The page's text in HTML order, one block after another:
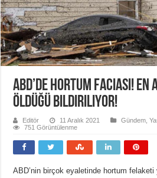
ABD’de hortum faciası! En
öldüğü bildiriliyor!
Editör 11 Aralık 2021 Gündem ,
751 Görüntülenme
ABD’nin birçok eyaletinde hortum